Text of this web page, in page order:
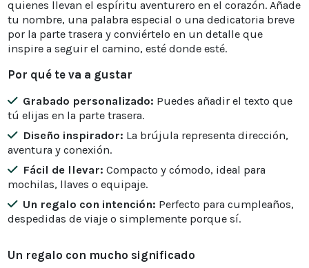
quienes llevan el espíritu aventurero en el corazón. Añade
tu nombre, una palabra especial o una dedicatoria breve
por la parte trasera y conviértelo en un detalle que
inspire a seguir el camino, esté donde esté.
Por qué te va a gustar
Grabado personalizado: Puedes añadir el texto que
tú elijas en la parte trasera.
Diseño inspirador: La brújula representa dirección,
aventura y conexión.
Fácil de llevar: Compacto y cómodo, ideal para
mochilas, llaves o equipaje.
Un regalo con intención: Perfecto para cumpleaños,
despedidas de viaje o simplemente porque sí.
Un regalo con mucho significado